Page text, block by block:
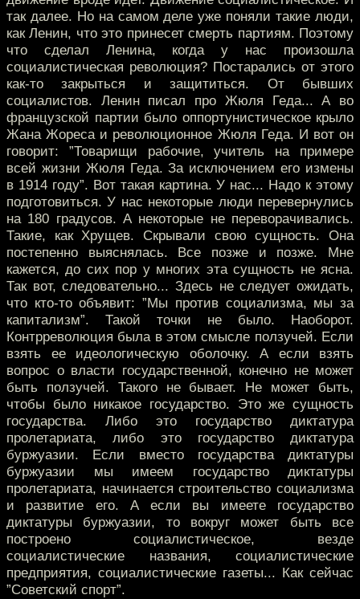
так далее. Но на самом деле уже поняли такие люди,
как Ленин, что это принесет смерть партиям. Поэтому
что сделал Ленина, когда у нас произошла
социалистическая революция? Постарались от этого
как-то закрыться и защититься. От бывших
социалистов. Ленин писал про Жюля Геда... А во
французской партии было оппортунистическое крыло
Жана Жореса и революционное Жюля Геда. И вот он
говорит: ”Товарищи рабочие, учитель на примере
всей жизни Жюля Геда. За исключением его измены
в 1914 году”. Вот такая картина. У нас... Надо к этому
подготовиться. У нас некоторые люди перевернулись
на 180 градусов. А некоторые не переворачивались.
Такие, как Хрущев. Скрывали свою сущность. Она
постепенно выяснялась. Все позже и позже. Мне
кажется, до сих пор у многих эта сущность не ясна.
Так вот, следовательно... Здесь не следует ожидать,
что кто-то объявит: ”Мы против социализма, мы за
капитализм”. Такой точки не было. Наоборот.
Контрреволюция была в этом смысле ползучей. Если
взять ее идеологическую оболочку. А если взять
вопрос о власти государственной, конечно не может
быть ползучей. Такого не бывает. Не может быть,
чтобы было никакое государство. Это же сущность
государства. Либо это государство диктатура
пролетариата, либо это государство диктатура
буржуазии. Если вместо государства диктатуры
буржуазии мы имеем государство диктатуры
пролетариата, начинается строительство социализма
и развитие его. А если вы имеете государство
диктатуры буржуазии, то вокруг может быть все
построено социалистическое, везде
социалистические названия, социалистические
предприятия, социалистические газеты... Как сейчас
”Советский спорт”.